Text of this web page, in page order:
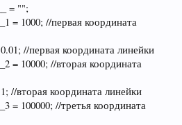
= "";
= 1000; //первая координата
//первая координата линейки
= 10000; //вторая координата
//вторая координата линейки
= 100000; //третья координата